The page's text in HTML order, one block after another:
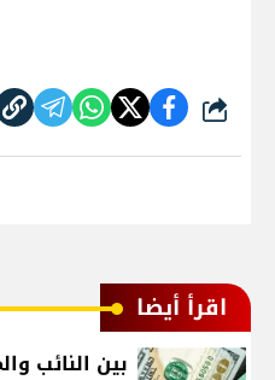
شارك
اقرأ أيضا
بين النائب